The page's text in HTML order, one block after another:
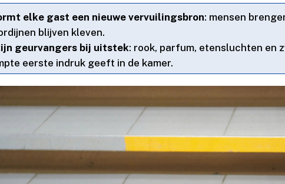
elke gast een nieuwe vervuilingsbron: mensen
blijven kleven.​
geurvangers bij uitstek: rook, parfum, etensluchten en
eerste indruk geeft in de kamer.​